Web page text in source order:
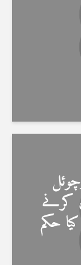
کرنے
حکم